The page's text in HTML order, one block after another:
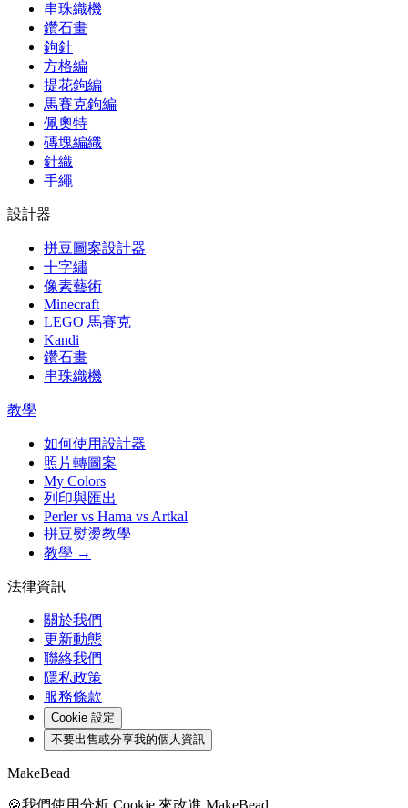
串珠織機
鑽石畫
鉤針
方格編
提花鉤編
馬賽克鉤編
佩奧特
磚塊編織
針織
手繩
設計器
拼豆圖案設計器
十字繡
像素藝術
Minecraft
LEGO 馬賽克
Kandi
鑽石畫
串珠織機
教學
如何使用設計器
照片轉圖案
My Colors
列印與匯出
Perler vs Hama vs Artkal
拼豆熨燙教學
教學 →
法律資訊
關於我們
更新動態
聯絡我們
隱私政策
服務條款
Cookie 設定
不要出售或分享我的個人資訊
MakeBead
🍪我們使用分析 Cookie 來改進 MakeBead。